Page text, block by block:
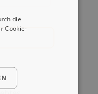
die
Cookie-